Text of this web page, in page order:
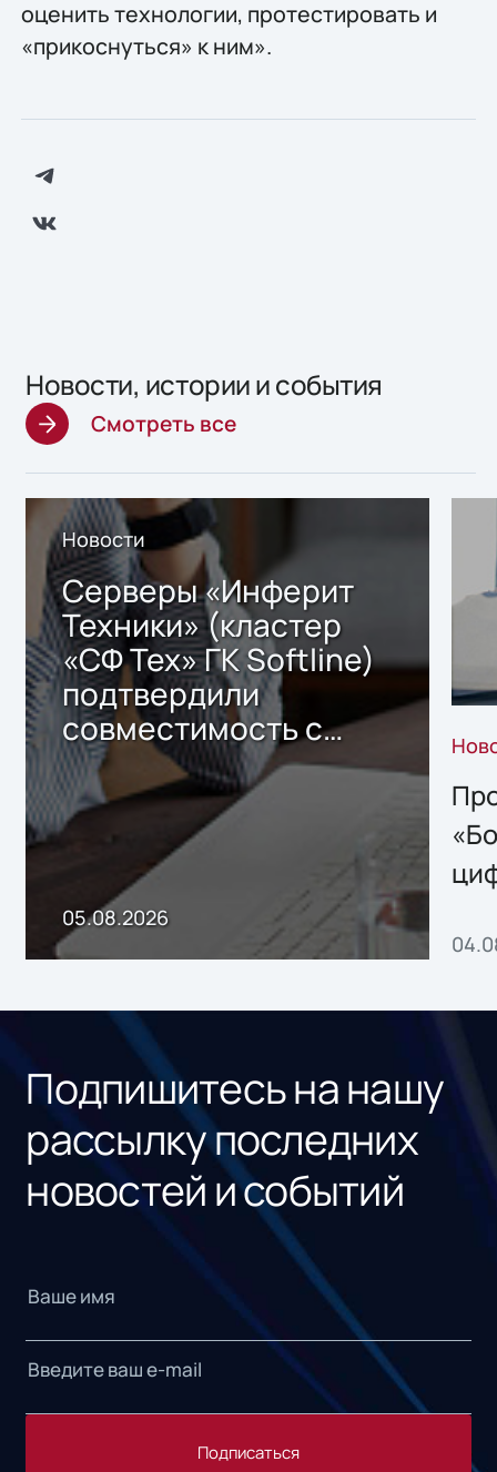
оценить технологии, протестировать и
«прикоснуться» к ним».
Новости, истории и события
Смотреть все
Новости
Серверы «Инферит
Техники» (кластер
«СФ Тех» ГК Softline)
подтвердили
совместимость с
решением Sharx
Storage 2.x для
хранения данных
05.08.2026
Подпишитесь на нашу
рассылку последних
новостей и событий
Подписаться